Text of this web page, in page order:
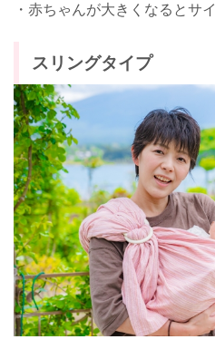
・赤ちゃんが大きくなるとサ
スリングタイプ